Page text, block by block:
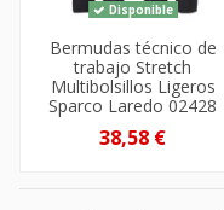
Disponible
Bermudas técnico de
trabajo Stretch
Multibolsillos Ligeros
Sparco Laredo 02428
38,58 €